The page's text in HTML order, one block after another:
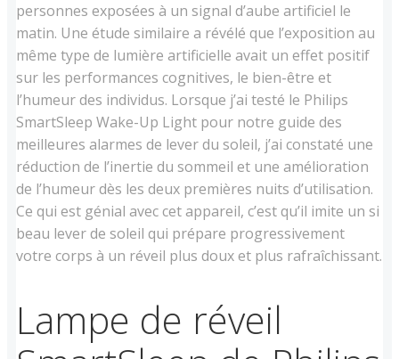
personnes exposées à un signal d’aube artificiel le
matin. Une étude similaire a révélé que l’exposition au
même type de lumière artificielle avait un effet positif
sur les performances cognitives, le bien-être et
l’humeur des individus. Lorsque j’ai testé le Philips
SmartSleep Wake-Up Light pour notre guide des
meilleures alarmes de lever du soleil, j’ai constaté une
réduction de l’inertie du sommeil et une amélioration
de l’humeur dès les deux premières nuits d’utilisation.
Ce qui est génial avec cet appareil, c’est qu’il imite un si
beau lever de soleil qui prépare progressivement
votre corps à un réveil plus doux et plus rafraîchissant.
Lampe de réveil